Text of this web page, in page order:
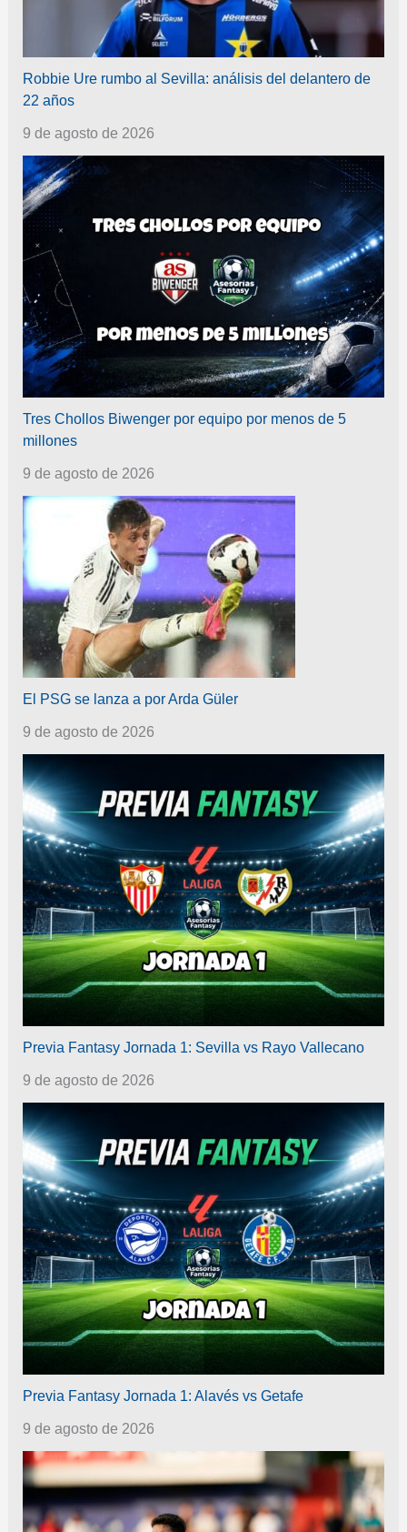
Robbie Ure rumbo al Sevilla: análisis del delantero de
22 años
9 de agosto de 2026
Tres Chollos Biwenger por equipo por menos de 5
millones
9 de agosto de 2026
El PSG se lanza a por Arda Güler
9 de agosto de 2026
Previa Fantasy Jornada 1: Sevilla vs Rayo Vallecano
9 de agosto de 2026
Previa Fantasy Jornada 1: Alavés vs Getafe
9 de agosto de 2026